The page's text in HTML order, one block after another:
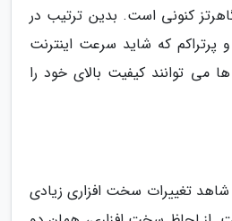
از 2.4 و 5 گیگاهرتز کنونی است. بدین ترتیب در
که شاید سرعت اینترنت
می توانند کیفیت بالای خود را
تغییرات سخت افزاری زیادی